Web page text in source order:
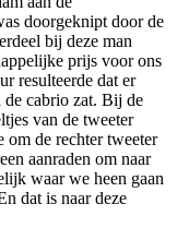
doorgeknipt door de
bij deze man
prijs voor ons
resulteerde dat er
de cabrio zat. Bij de
van de tweeter
om de rechter tweeter
aanraden om naar
waar we heen gaan
dat is naar deze